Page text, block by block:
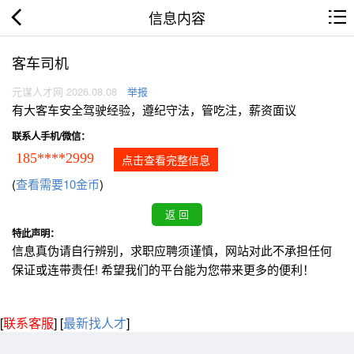
信息内容
客车司机
元谋人才网 2026.08.08 举报
有大客车安全驾驶经验，遵纪守法，管吃注，薪资面议
联系人手机/微信：
185****2999 点击查看完整信息
(查看需要10金币)
特此声明：
信息真伪请自行辨别，求职应聘须谨慎，网站对此不承担任何
保证或连带责任! 希望我们的平台能为您带来更多的便利！
[联系客服] [最新找人才]